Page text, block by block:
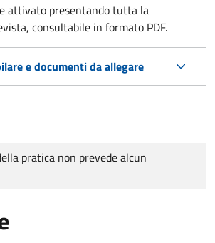
attivato presentando tutta la
consultabile in formato PDF.
e documenti da allegare
pratica non prevede alcun